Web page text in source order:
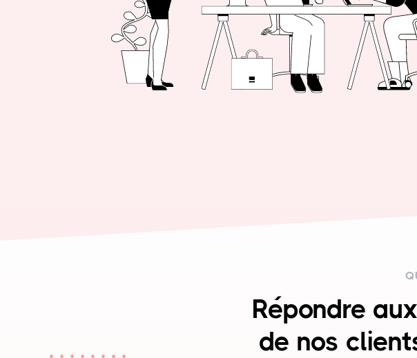
Répondre
de nos